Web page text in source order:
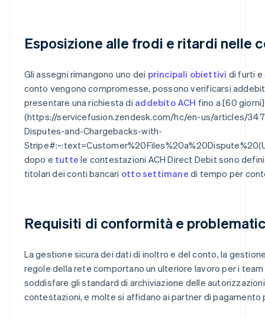
Esposizione alle frodi e ritardi nelle
Gli assegni rimangono uno dei principali obiettivi di furti e
conto vengono compromesse, possono verificarsi
presentare una richiesta di addebito ACH fino a [60 giorni]
(https://servicefusion.zendesk.com/hc/en-us/articles/
Disputes-and-Chargebacks-with-
dopo e tutte le contestazioni ACH Direct Debit sono
titolari dei conti bancari otto settimane di tempo per
Requisiti di conformità e
La gestione sicura dei dati di inoltro e del conto, la
regole della rete comportano un ulteriore lavoro per i
soddisfare gli standard di archiviazione delle
contestazioni, e molte si affidano ai partner di